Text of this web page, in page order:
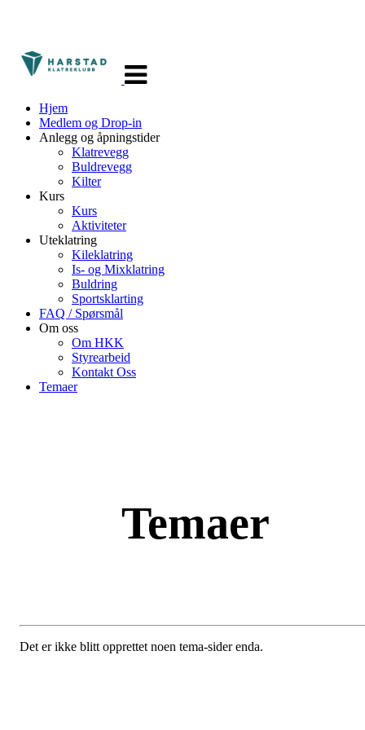
navigasjon
Hjem
Medlem og Drop-in
Anlegg og åpningstider
Klatrevegg
Buldrevegg
Kilter
Kurs
Kurs
Aktiviteter
Uteklatring
Kileklatring
Is- og Mixklatring
Buldring
Sportsklarting
FAQ / Spørsmål
Om oss
Om HKK
Styrearbeid
Kontakt Oss
Temaer
Temaer
Det er ikke blitt opprettet noen tema-sider enda.